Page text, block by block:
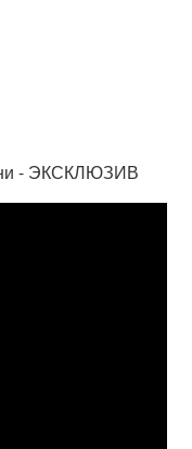
- ЭКСКЛЮЗИВ